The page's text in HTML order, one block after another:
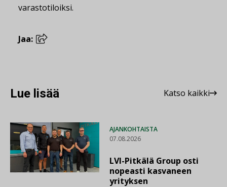
varastotiloiksi.
Jaa:
Lue lisää Katso kaikki
AJANKOHTAISTA
07.08.2026
LVI-Pitkälä Group osti
nopeasti kasvaneen
yrityksen